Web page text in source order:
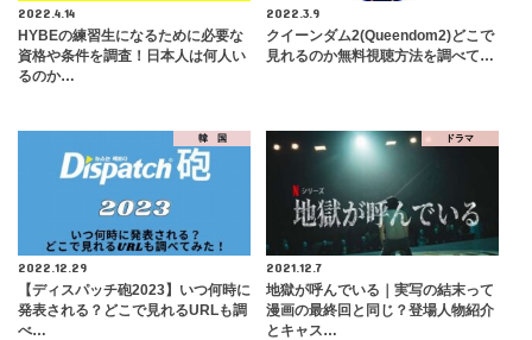
2022.4.14
HYBEの練習生になるために必要な
資格や条件を調査！日本人は何人い
るのか…
2022.3.9
クイーンダム2(Queendom2)どこで
見れるのか無料視聴方法を調べて…
韓 国
2022.12.29
【ディスパッチ砲2023】いつ何時に
発表される？どこで見れるURLも調
べ…
ドラマ
2021.12.7
地獄が呼んでいる｜実写の結末って
漫画の最終回と同じ？登場人物紹介
とキャス…